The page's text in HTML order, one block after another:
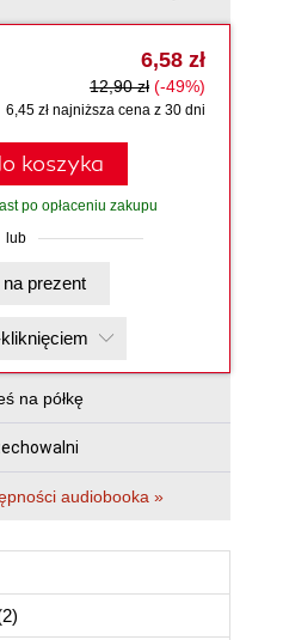
6,58 zł
12,90 zł (-49%)
6,45 zł najniższa cena z 30 dni
koszyka
po opłaceniu zakupu
lub
Kup na prezent
na półkę
audiobooka »